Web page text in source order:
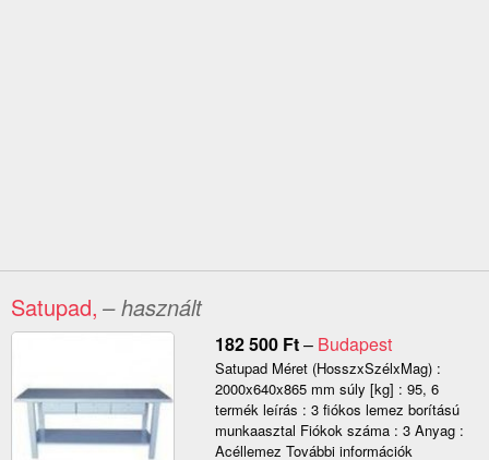
Satupad, – használt
182 500 Ft– Budapest
Satupad Méret (HosszxSzélxMag) :
2000x640x865 mm súly [kg] : 95, 6
termék leírás : 3 fiókos lemez borítású
munkaasztal Fiókok száma : 3 Anyag :
Acéllemez További információk